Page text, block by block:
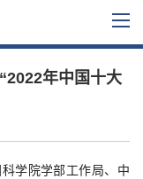
年中国十大
学院学部工作局、中